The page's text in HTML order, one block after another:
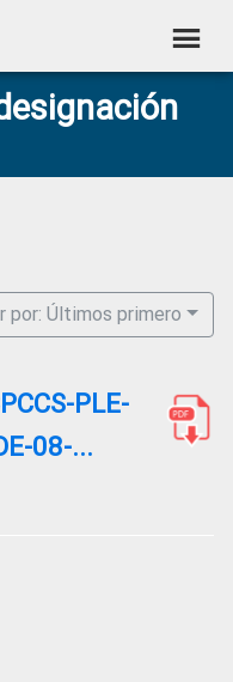
por: Últimos primero
PLE-
08-...